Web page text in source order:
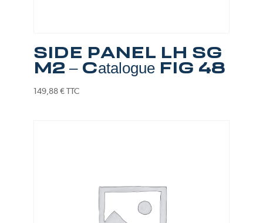
SIDE PANEL LH SG
M2 – Catalogue FIG 48
149,88€ TTC